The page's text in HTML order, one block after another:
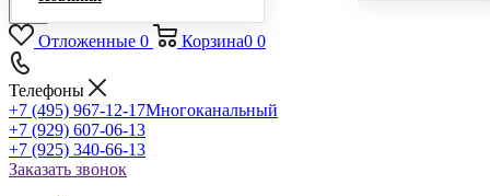
Отложенные 0 Корзина0 0
Телефоны
+7 (495) 967-12-17Многоканальный
+7 (929) 607-06-13
+7 (925) 340-66-13
Заказать звонок